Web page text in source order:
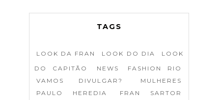
TAGS
LOOK DA FRAN LOOK DO DIA
LOOK
DO CAPITÃO
NEWS
FASHION RIO
VAMOS DIVULGAR?
MULHERES
PAULO HEREDIA
FRAN SARTOR